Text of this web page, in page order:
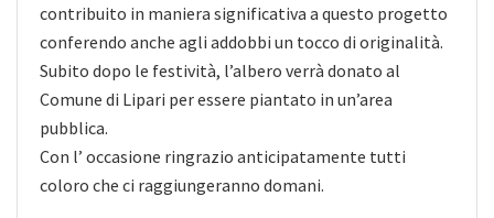
contribuito in maniera significativa a questo progetto
conferendo anche agli addobbi un tocco di originalità.
Subito dopo le festività, l’albero verrà donato al
Comune di Lipari per essere piantato in un’area
pubblica.
Con l’ occasione ringrazio anticipatamente tutti
coloro che ci raggiungeranno domani.